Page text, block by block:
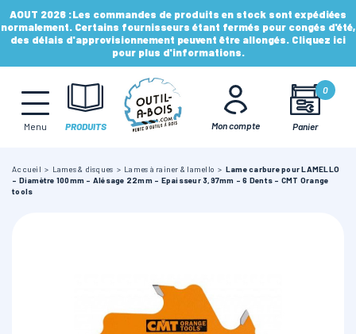
AOUT 2026 :Les commandes de produits en stock sont expédiées
normalement. Certains fournisseurs étant fermés pour congés d'été,
des délais d'approvisionnement peuvent être allongés. Cliquez ici
pour plus d'informations.
Menu PRODUITS Mon compte Panier
0
MÈCHES, FRAISES & FORETS
LAMES & DISQUES
CONSOMMABLES
OUTILS DE TOUPIE
Accueil Lames & disques Lames à rainer & lamello
Lame carbure pour LAMELLO
- Diamètre 100mm - Alésage 22mm - Epaisseur 3,97mm - 6 Dents - CMT Orange
tools